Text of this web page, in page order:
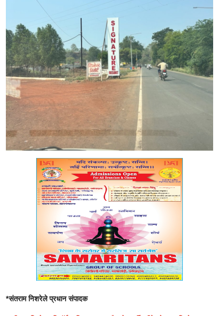
रोजगार
मनोरंजन
अपराध
विडियो
Hindi
*संतराम निशरेले प्रधान संपादक